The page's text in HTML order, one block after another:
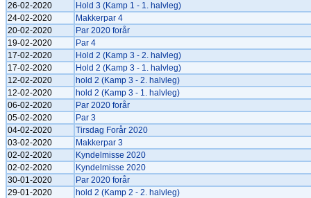
26-02-2020
Hold 3 (Kamp 1 - 1. halvleg)
24-02-2020
Makkerpar 4
20-02-2020
Par 2020 forår
19-02-2020
Par 4
17-02-2020
Hold 2 (Kamp 3 - 2. halvleg)
17-02-2020
Hold 2 (Kamp 3 - 1. halvleg)
12-02-2020
hold 2 (Kamp 3 - 2. halvleg)
12-02-2020
hold 2 (Kamp 3 - 1. halvleg)
06-02-2020
Par 2020 forår
05-02-2020
Par 3
04-02-2020
Tirsdag Forår 2020
03-02-2020
Makkerpar 3
02-02-2020
Kyndelmisse 2020
02-02-2020
Kyndelmisse 2020
30-01-2020
Par 2020 forår
29-01-2020
hold 2 (Kamp 2 - 2. halvleg)